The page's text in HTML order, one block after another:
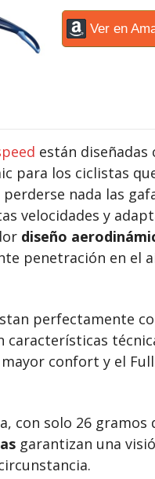
Ver en
están
para los ciclistas
nada las
velocidades y
diseño
penetración en el
perfectamente
características
confort y el
con solo 26 gramos
garantizan una